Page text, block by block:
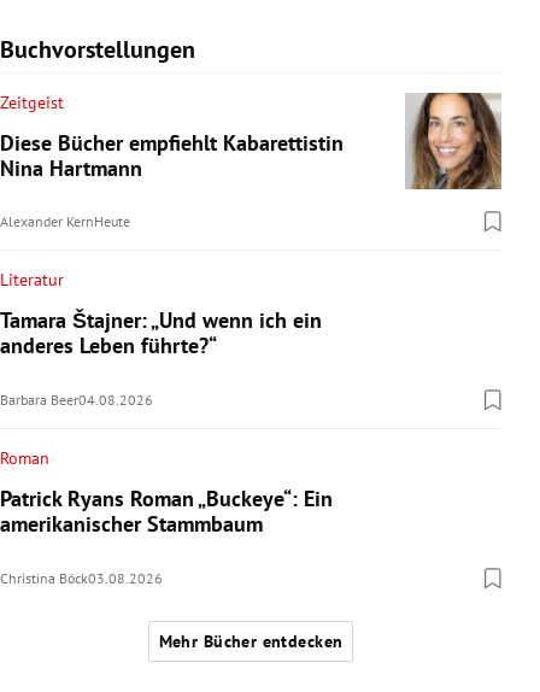
Buchvorstellungen
Zeitgeist
Diese Bücher empfiehlt Kabarettistin
Nina Hartmann
Alexander KernHeute
Literatur
Tamara Štajner: „Und wenn ich ein
anderes Leben führte?“
Barbara Beer04.08.2026
Roman
Patrick Ryans Roman „Buckeye“: Ein
amerikanischer Stammbaum
Christina Böck03.08.2026
Mehr Bücher entdecken